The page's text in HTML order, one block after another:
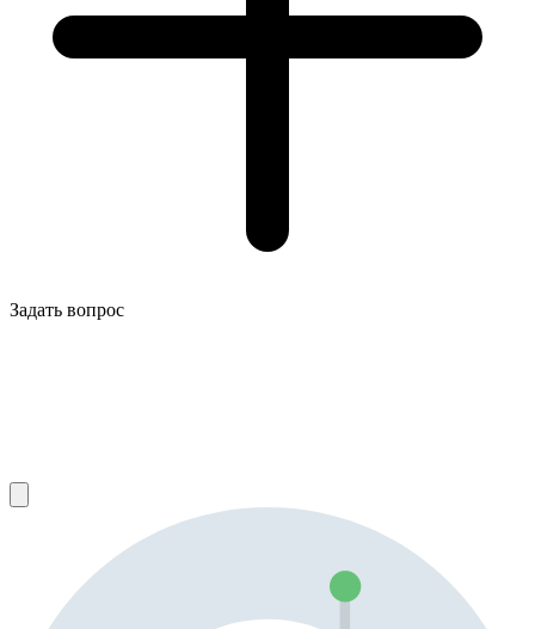
Задать вопрос